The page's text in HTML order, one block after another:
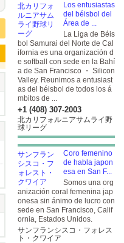
Los entusiastas
del béisbol del
Área de ...
La Liga de Béis
bol Samurai del Norte de Cal
ifornia es una organización d
e softball con sede en la Bahí
a de San Francisco ・ Silicon
Valley. Reunimos a entusiast
as del béisbol de todos los á
mbitos de ...
+1 (408) 307-2003
北カリフォルニアサムライ野
球リーグ
Coro femenino
de habla japon
esa en San F...
Somos una org
anización coral femenina jap
onesa sin ánimo de lucro con
sede en San Francisco, Calif
ornia, Estados Unidos.
サンフランシスコ・フォレス
ト・クワイア